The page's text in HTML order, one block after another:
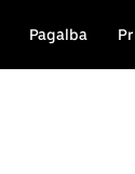
Pagalba